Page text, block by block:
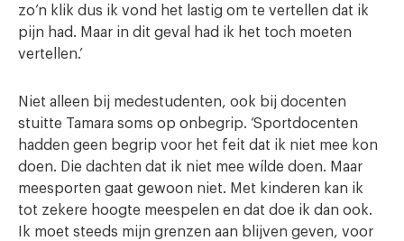
zo’n klik dus ik vond het lastig om te vertellen dat ik
pijn had. Maar in dit geval had ik het toch moeten
vertellen.’
Niet alleen bij medestudenten, ook bij docenten
stuitte Tamara soms op onbegrip. ‘Sportdocenten
hadden geen begrip voor het feit dat ik niet mee kon
doen. Die dachten dat ik niet mee wílde doen. Maar
meesporten gaat gewoon niet. Met kinderen kan ik
tot zekere hoogte meespelen en dat doe ik dan ook.
Ik moet steeds mijn grenzen aan blijven geven, voor